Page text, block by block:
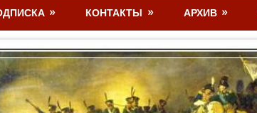
КОНТАКТЫ АРХИВ